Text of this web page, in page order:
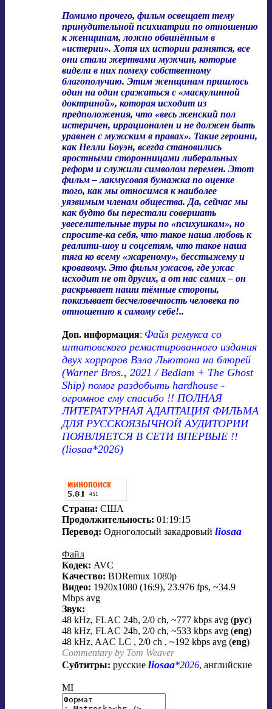
Помимо прочего, фильм освещает тему
принудительной психиатрии по отношению
к женщинам, ложно обвинённым в
«истерии». Хотя их истории разнятся, все
они стали жертвами мужчин, которые
видели в них помеху собственному
благополучию. Этим женщинам пришлось
один на один сражаться с «маскулинной
доктриной», которая исходит из
предположения, что «весь женский пол
истеричен, иррационален и не должен быть
уравнен с мужским в правах». Такие героини,
как Нелли Боуэн, всегда становились
яростными сторонницами либеральных
реформ и служили символом перемен. Этот
фильм – лакмусовая бумажка по оценке
того, как мы относимся к наиболее
уязвимым членам общества. Да, сейчас мы
как будто бы перестали совершать
увеселительные туры по «психушкам», но
спросите-ка себя, что такое наша любовь к
реалити-шоу и соцсетям, что такое наша
тяга ко всему «жареному», бесстыжему и
кровавому. Это фильм ужасов, где ужас
исходит не от других, а от нас самих – он
раскрывает наши тёмные стороны,
показывает бесчеловечность человека по
отношению к самому себе!..
Доп. информация: Файл ремукса со
штатовского ремастированного издания
двух хорроров Вэла Льютона на блюрей
(Warner Bros., 2021 / Bedlam + The Ghost
Ship) помог раздобыть hardhouse -
огромное ему спасибо !! ПОЛНАЯ
ЛИТЕРАТУРНАЯ АДАПТАЦИЯ ФИЛЬМА
ДЛЯ РУССКОЯЗЫЧНОЙ АУДИТОРИИ
ПОЯВЛЯЕТСЯ В СЕТИ ВПЕРВЫЕ !!
(liosaa*2026)
Страна: США
Продолжительность: 01:19:15
Перевод: Одноголосый закадровый liosaa
Файл
Кодек: AVC
Качество: BDRemux 1080p
Видео: 1920x1080 (16:9), 23.976 fps, ~34.9
Mbps avg
Звук:
48 kHz, FLAC 24b, 2/0 ch, ~777 kbps avg (рус)
48 kHz, FLAC 24b, 2/0 ch, ~533 kbps avg (eng)
48 kHz, AAC LC , 2/0 ch , ~192 kbps avg (eng)
Commentary by Tom Weaver
Субтитры: русские liosaa*2026, английские
MI